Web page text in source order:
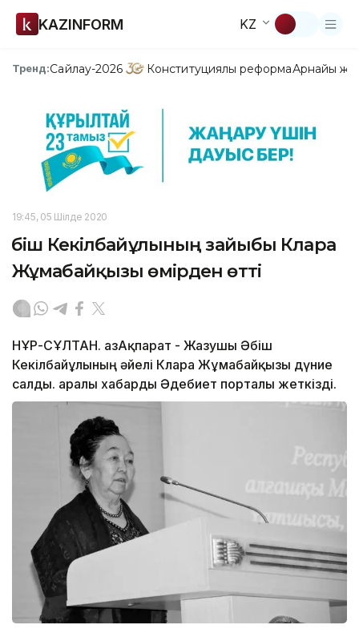
KAZINFORM KZ
Тренд:Сайлау-2026 Конституциялық реформаАрнайы
19:45, 05 Шілде 2020
Әбіш Кекілбайұлының зайыбы Клара
Жұмабайқызы өмірден өтті
НҰР-СҰЛТАН. ҚазАқпарат - Жазушы Әбіш
Кекілбайұлының әйелі Клара Жұмабайқызы дүние
салды. Қаралы хабарды Әдебиет порталы жеткізді.